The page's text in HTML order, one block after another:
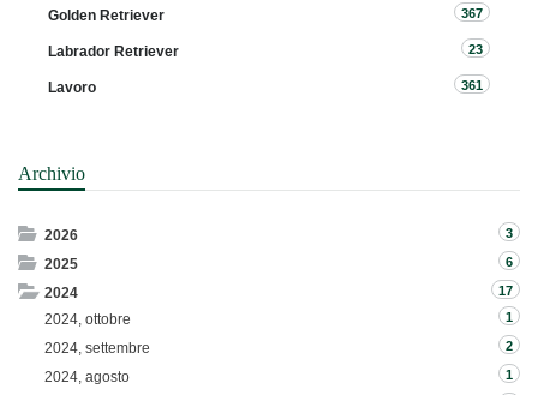
Golden Retriever 367
Labrador Retriever 23
Lavoro 361
Archivio
2026 3
2025 6
2024 17
2024, ottobre 1
2024, settembre 2
2024, agosto 1